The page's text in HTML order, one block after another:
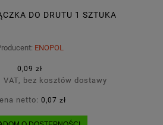
DO DRUTU 1 SZTUKA
ENOPOL
0,09 zł
VAT, bez kosztów dostawy
netto: 0,07 zł